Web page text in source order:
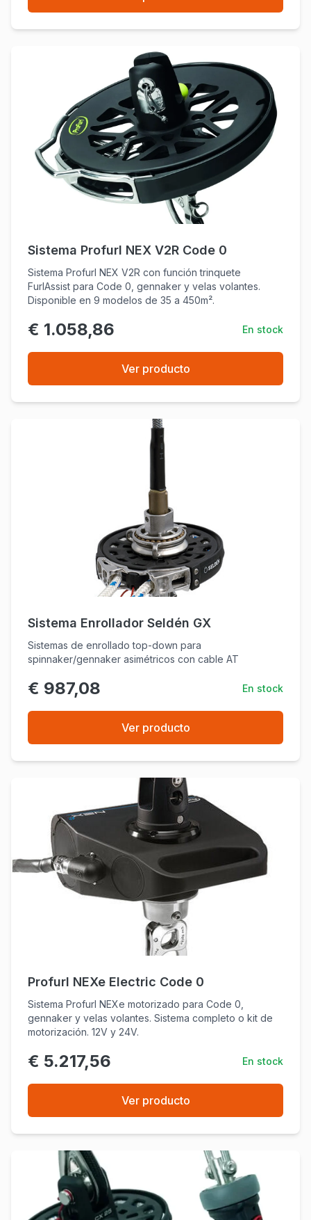
Sistema Profurl NEX V2R Code 0
Sistema Profurl NEX V2R con función trinquete
FurlAssist para Code 0, gennaker y velas volantes.
Disponible en 9 modelos de 35 a 450m².
€ 1.058,86 En stock
Ver producto
Sistema Enrollador Seldén GX
Sistemas de enrollado top-down para
spinnaker/gennaker asimétricos con cable AT
€ 987,08 En stock
Ver producto
Profurl NEXe Electric Code 0
Sistema Profurl NEXe motorizado para Code 0,
gennaker y velas volantes. Sistema completo o kit de
motorización. 12V y 24V.
€ 5.217,56 En stock
Ver producto